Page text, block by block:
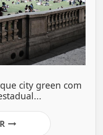
city green com